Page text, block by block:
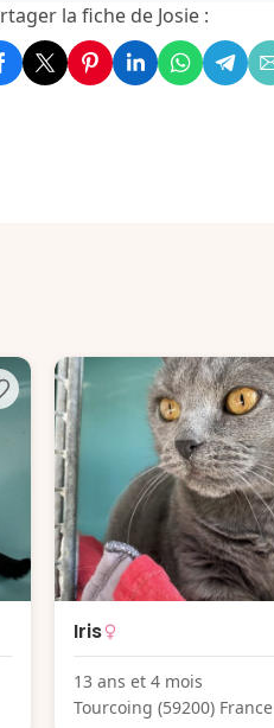
la fiche de Josie :
Iris
13 ans et 4 mois
Tourcoing (59200) France